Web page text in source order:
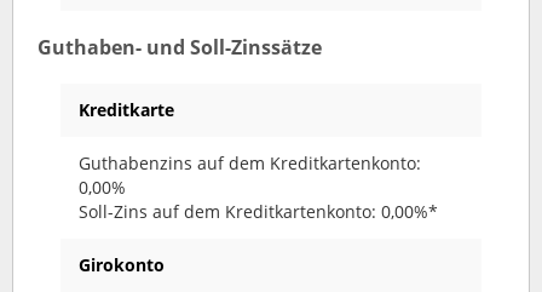
Guthaben- und Soll-Zinssätze
Kreditkarte
Guthabenzins auf dem Kreditkartenkonto:
0,00%
Soll-Zins auf dem Kreditkartenkonto: 0,00%*
Girokonto